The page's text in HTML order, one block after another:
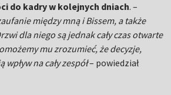
do kadry w kolejnych dniach. –
między mną i Bissem, a także
dla niego są jednak cały czas otwarte
mu zrozumieć, że decyzje,
na cały zespół– powiedział